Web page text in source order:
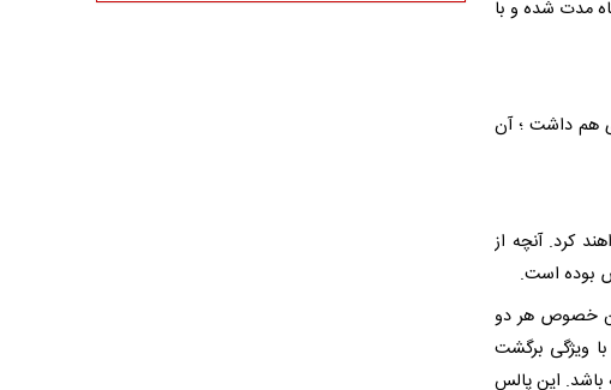
مدت شده و با
هم داشت ؛ آن
کرد. آنچه از
بوده است.
این خصوص هر دو
ویژگی برگشت
باشد. این پالس